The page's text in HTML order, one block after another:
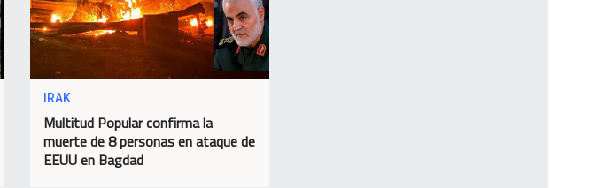
IRAK
Multitud Popular confirma la
muerte de 8 personas en ataque de
EEUU en Bagdad